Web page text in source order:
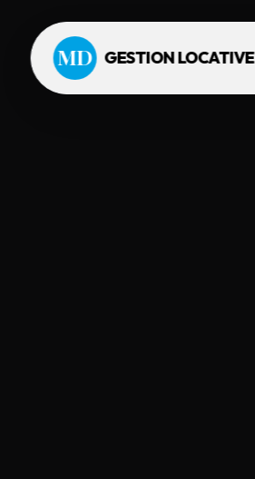
MD GESTION LOCATIVE